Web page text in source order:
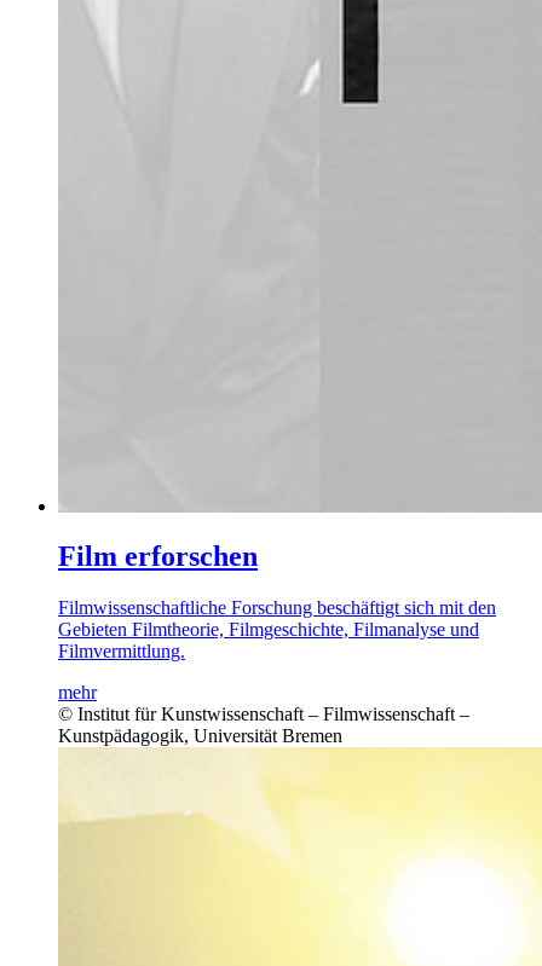
Film erforschen
Filmwissenschaftliche Forschung beschäftigt sich mit den
Gebieten Filmtheorie, Filmgeschichte, Filmanalyse und
Filmvermittlung.
mehr
© Institut für Kunstwissenschaft – Filmwissenschaft –
Kunstpädagogik, Universität Bremen